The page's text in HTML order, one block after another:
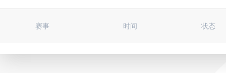
赛事 时间 状态